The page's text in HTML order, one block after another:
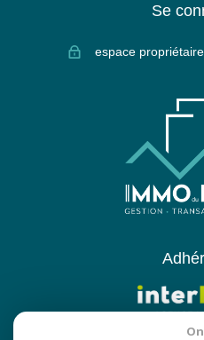
Se
espace propriétaire